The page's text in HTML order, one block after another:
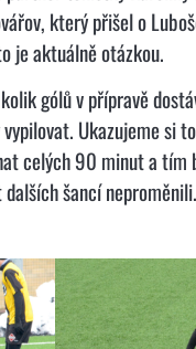
který přišel o
je aktuálně otázkou.
gólů v přípravě
Ukazujeme si
celých 90 minut a tím
šancí